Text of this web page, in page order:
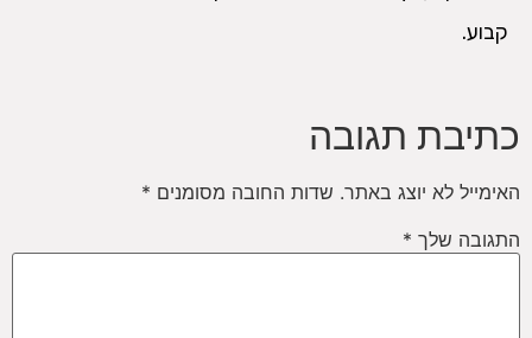
קבוע.
כתיבת תגובה
האימייל לא יוצג באתר. שדות החובה מסומנים *
התגובה שלך *